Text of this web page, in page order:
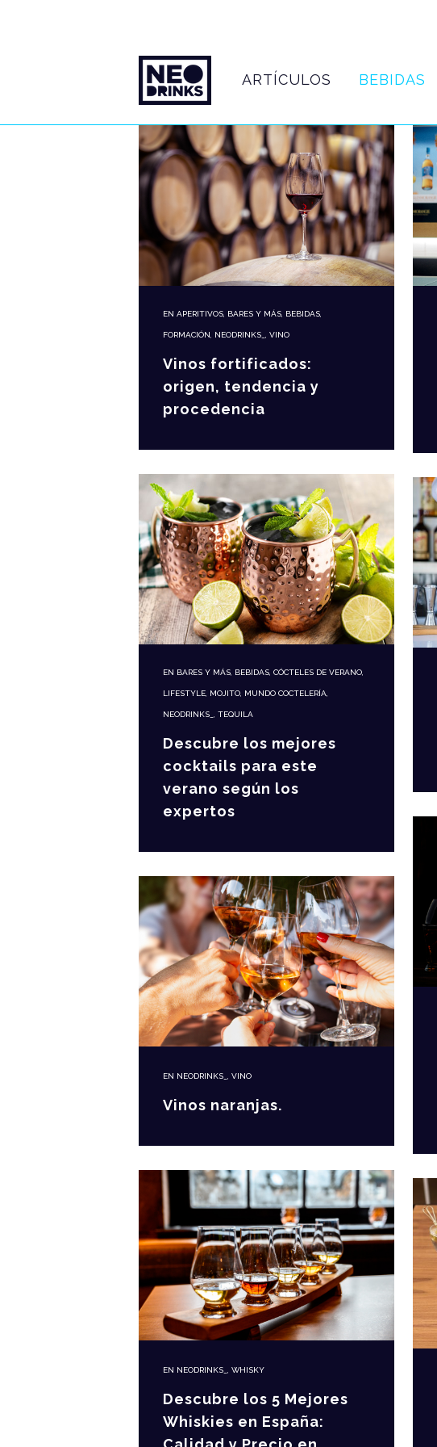
ARTÍCULOS BEBIDAS
EN APERITIVOS, BARES Y MÁS, BEBIDAS,
FORMACIÓN, NEODRINKS_ , VINO
Vinos fortificados:
origen, tendencia y
procedencia
EN BARES Y MÁS BEBIDAS CÓCTELES DE VERANO
LIFESTYLE MOJITO MUNDO COCTELERÍA
NEODRINKS_ TEQUILA
Descubre los mejores
cocktails para este
verano según los
expertos
EN NEODRINKS_ VINO
Vinos naranjas.
EN NEODRINKS_ WHISKY
Descubre los 5 Mejores
Whiskies en España: